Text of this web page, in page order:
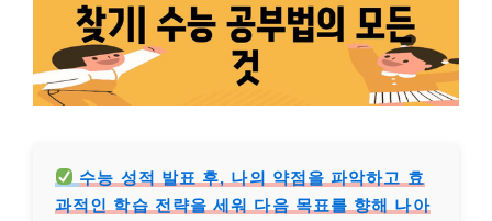
수능 성적 발표 후, 나의 약점을 파악하고 효
과적인 학습 전략을 세워 다음 목표를 향해 나아